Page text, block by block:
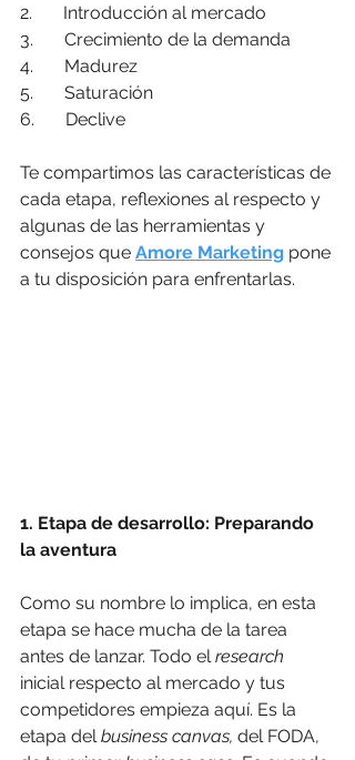
2.       Introducción al mercado
3.       Crecimiento de la demanda
4.       Madurez
5.       Saturación
6.       Declive
Te compartimos las características de
cada etapa, reflexiones al respecto y
algunas de las herramientas y
consejos que Amore Marketing pone
a tu disposición para enfrentarlas.
1. Etapa de desarrollo: Preparando
la aventura
Como su nombre lo implica, en esta
etapa se hace mucha de la tarea
antes de lanzar. Todo el research
inicial respecto al mercado y tus
competidores empieza aquí. Es la
etapa del business canvas, del FODA,